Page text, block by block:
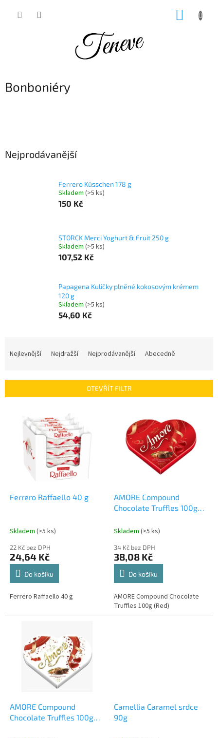
Bonboniéry
Nejprodávanější
Ferrero Küsschen 178 g
Skladem (>5 ks)
150 Kč
STORCK Merci Yoghurt & Fruit 250 g
Skladem (>5 ks)
107,52 Kč
Papagena Kuličky plněné kokosovým krémem
120 g
Skladem (>5 ks)
54,60 Kč
í
Nejlevnější Nejdražší Nejprodávanější Abecedně
OTEVŘÍT FILTR
Ferrero Raffaello 40 g
Skladem (>5 ks)
22 Kč bez DPH
24,64 Kč
Do košíku
Ferrero Raffaello 40 g
AMORE Compound
Chocolate Truffles 100g
Skladem (>5 ks)
34 Kč bez DPH
38,08 Kč
Do košíku
AMORE Compound Chocolate
Truffles 100g (Red)
AMORE Compound
Chocolate Truffles 100g
Camellia Caramel srdce
90g